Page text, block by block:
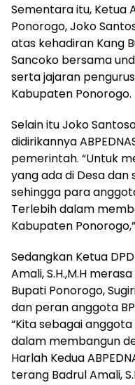
Sementara itu, Ketua
Ponorogo, Joko
atas kehadiran Kang
Sancoko bersama
serta jajaran
Kabupaten Ponorogo.
Selain itu Joko
didirikannya
pemerintah. “Untuk
yang ada di Desa
sehingga para
Terlebih dalam
Kabupaten
Sedangkan Ketua
Amali, S.H.,M.H
Bupati Ponorogo,
dan peran anggota
“Kita sebagai
dalam membangun
Harlah Kedua
terang Badrul Amali,